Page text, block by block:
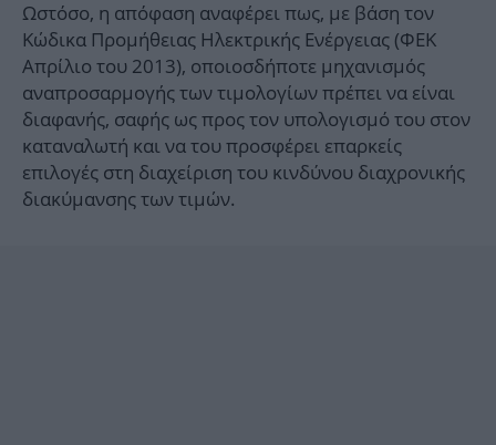
Ωστόσο, η απόφαση αναφέρει πως, με βάση τον
Κώδικα Προμήθειας Ηλεκτρικής Ενέργειας (ΦΕΚ
Απρίλιο του 2013), οποιοσδήποτε μηχανισμός
αναπροσαρμογής των τιμολογίων πρέπει να είναι
διαφανής, σαφής ως προς τον υπολογισμό του στον
καταναλωτή και να του προσφέρει επαρκείς
επιλογές στη διαχείριση του κινδύνου διαχρονικής
διακύμανσης των τιμών.